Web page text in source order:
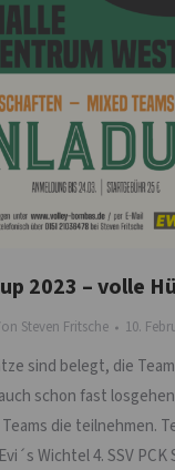
2023 – volle
Steven Fritsche 10.
sind belegt, die
schon fast
die teilnehmen.
Wichtel 4. SSV